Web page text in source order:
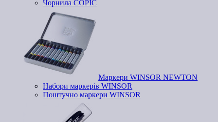
Чорнила COPIC
Маркери WINSOR NEWTON
Набори маркерів WINSOR
Поштучно маркери WINSOR